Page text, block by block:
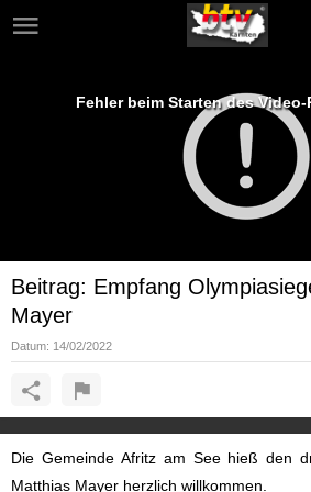
Fehler beim Starten des Video-
Beitrag: Empfang
Mayer
Datum: 14/02/2022
Die Gemeinde Afritz am See hieß den
Matthias Mayer herzlich willkommen.